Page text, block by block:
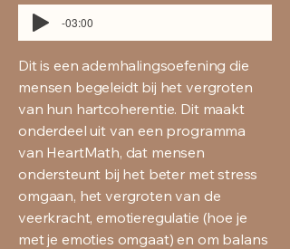
-03:00
Dit is een ademhalingsoefening die
mensen begeleidt bij het vergroten
van hun hartcoherentie. Dit maakt
onderdeel uit van een programma
van HeartMath, dat mensen
ondersteunt bij het beter met stress
omgaan, het vergroten van de
veerkracht, emotieregulatie (hoe je
met je emoties omgaat) en om balans